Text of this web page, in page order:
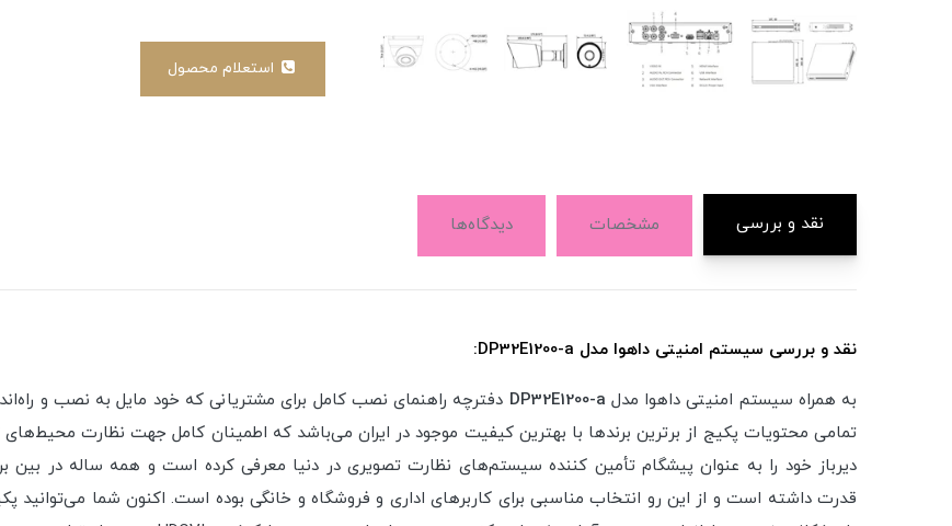
نقد و بررسی مشخصات دیدگاه‌ها
نقد و بررسی سیستم امنیتی داهوا مدل DP32E1200-a:
به همراه سیستم امنیتی داهوا مدل DP32E1200-a
تمامی محتویات پکیج از برترین برندها با بهترین کیفیت موجود در ایران می‌باشد که اطمینان کامل جهت نظارت
دیرباز خود را به عنوان پیشگام تأمین کننده سیستم‌های نظارت تصویری در دنیا معرفی کرده است و همه ساله در
قدرت داشته است و از این رو انتخاب مناسبی برای کاربرهای اداری و فروشگاه و خانگی بوده است. اکنون شما می‌توانید